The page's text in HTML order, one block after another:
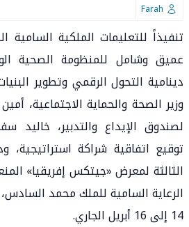
Farah
تنفيذاً للتعليمات الملكية السامية
عميق وشامل للمنظومة الصحية
دينامية التحول الرقمي وتطوير
وزير الصحة والحماية الاجتماعية،
لصندوق الإيداع والتدبير، خاليد
توقيع اتفاقية شراكة
الثالثة لمعرض «جيتكس إفريقيا»
الرعاية السامية للملك محمد
14 إلى 16 أبريل الجاري.